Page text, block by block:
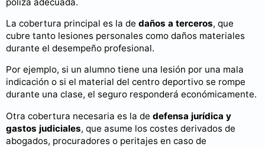
La cobertura principal es la de daños a terceros, que
cubre tanto lesiones personales como daños materiales
durante el desempeño profesional.
Por ejemplo, si un alumno tiene una lesión por una mala
indicación o si el material del centro deportivo se rompe
durante una clase, el seguro responderá económicamente.
Otra cobertura necesaria es la de defensa jurídica y
gastos judiciales, que asume los costes derivados de
abogados, procuradores o peritajes en caso de